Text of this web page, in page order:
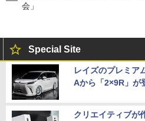
会」
Special Site
レイズのプレミア
Aから「2×9R」が
クリエイティブが